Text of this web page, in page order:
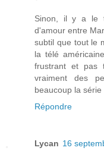
Sinon, il y a le
d'amour entre
subtil que tout le
la télé
frustrant et pas
vraiment des
beaucoup la série
Répondre
Lycan 16